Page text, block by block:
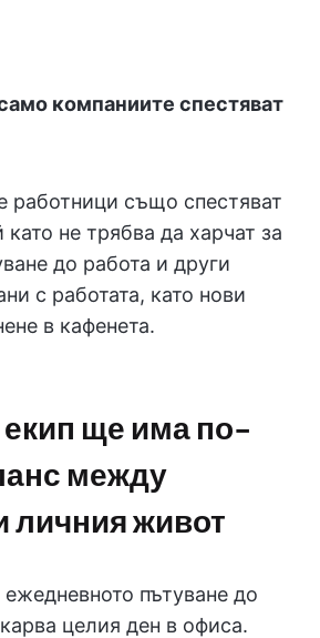
компаниите спестяват
работници също спестяват
не трябва да харчат за
до работа и други
с работата, като нови
в кафенета.
ще има по-
между
личния живот
пътуване до
целия ден в офиса.